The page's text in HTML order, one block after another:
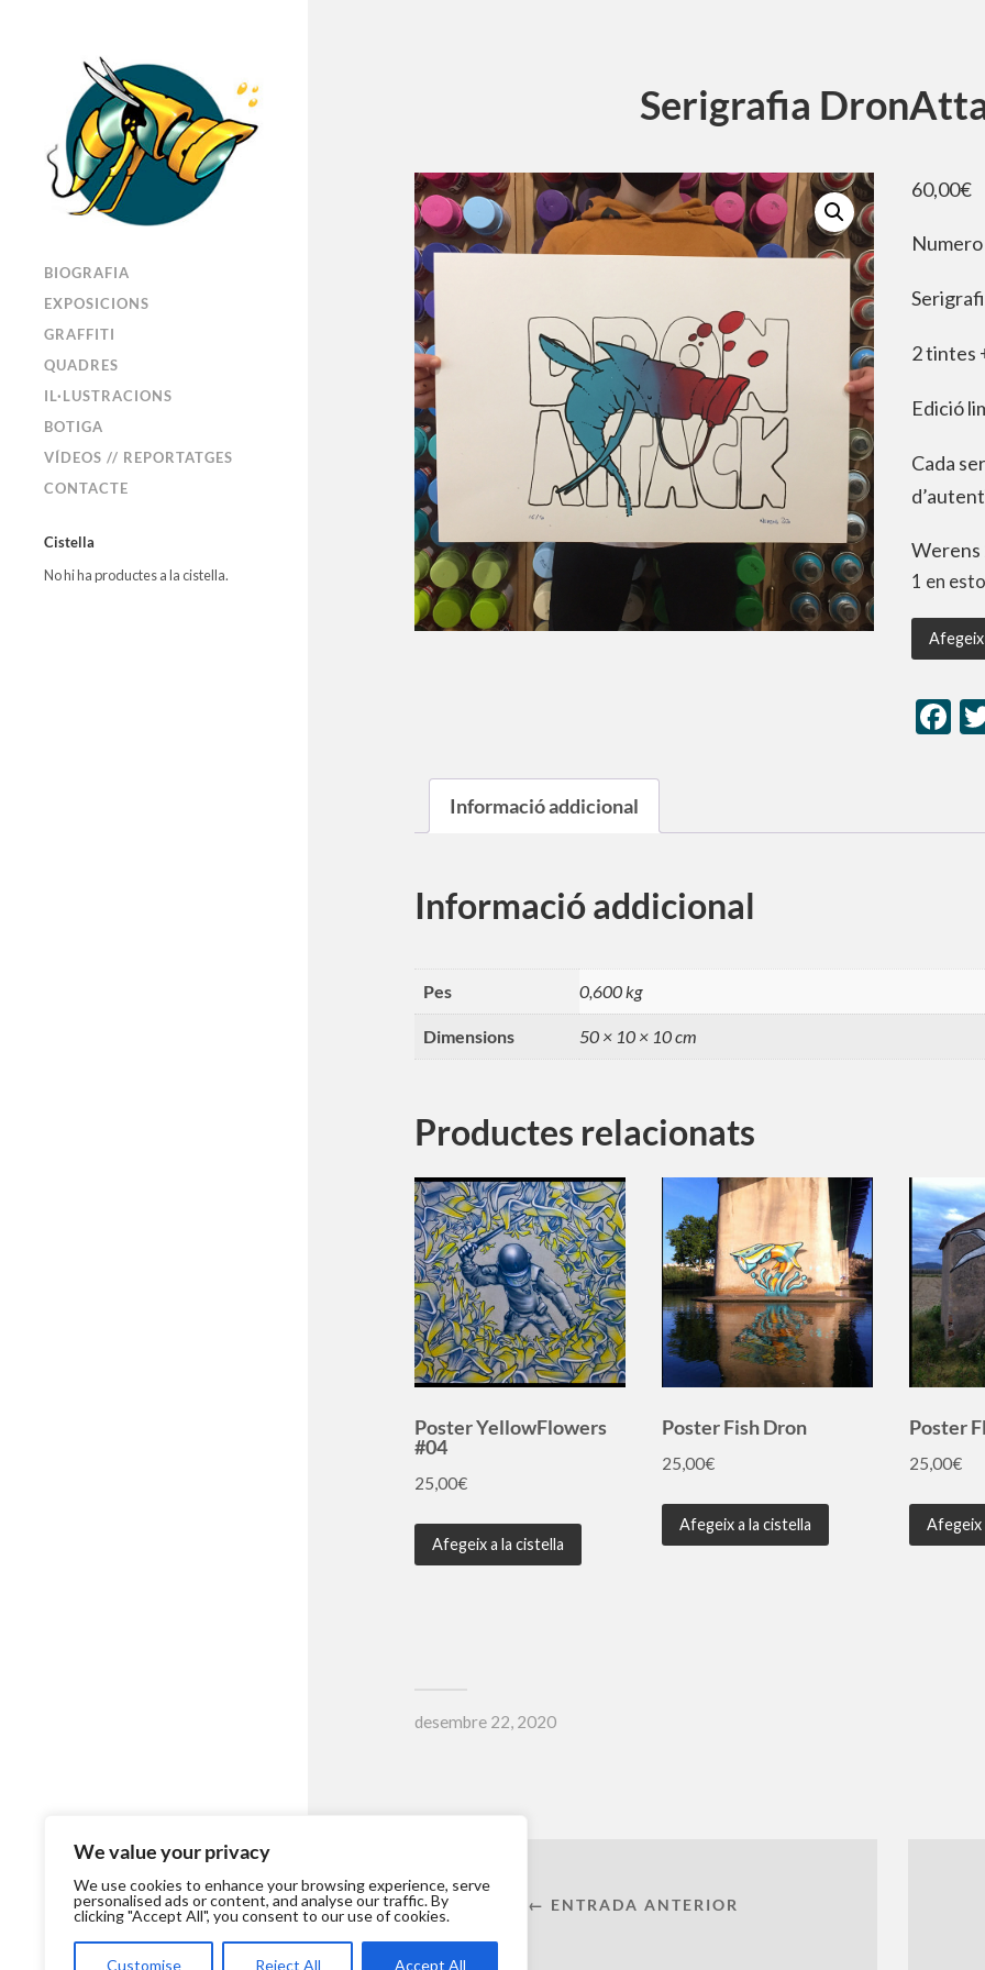
We value your privacy
We use cookies to enhance your browsing experience, serve
personalised ads or content, and analyse our traffic. By
clicking "Accept All", you consent to our use of cookies.
Customise Reject All Accept All
BIOGRAFIA
EXPOSICIONS
GRAFFITI
QUADRES
IL·LUSTRACIONS
BOTIGA
VÍDEOS // REPORTATGES
CONTACTE
Cistella
No hi ha productes a la cistella.
Serigrafia
60,00€
2 tintes
Edició
Cada
Werens
1 en
Afegeix
Informació addicional
Informació addicional
Pes 0,600 kg
Dimensions 50 × 10 × 10 cm
Productes relacionats
Poster YellowFlowers
#04
25,00€
Afegeix a la cistella
Poster Fish Dron
25,00€
Afegeix a la cistella
Poster
25,00€
Afegeix
desembre 22, 2020
← ENTRADA ANTERIOR